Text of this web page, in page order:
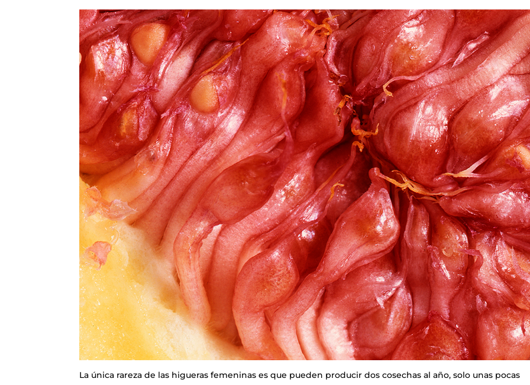
La única rareza de las higueras femeninas es que pueden producir dos cosechas al año, solo unas pocas